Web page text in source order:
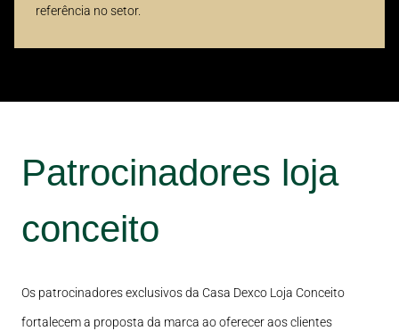
referência no setor.
Patrocinadores loja
conceito
Os patrocinadores exclusivos da Casa Dexco Loja Conceito
fortalecem a proposta da marca ao oferecer aos clientes